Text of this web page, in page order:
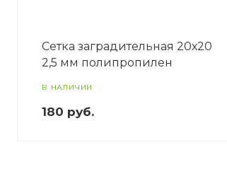
Сетка заградительная 20х20
2,5 мм полипропилен
В НАЛИЧИИ
180 руб.